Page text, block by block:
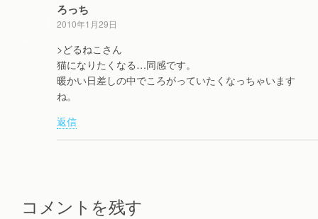
ろっち
2010年1月29日
>どるねこさん
猫になりたくなる…同感です。
暖かい日差しの中でころがっていたくなっちゃいます
ね。
返信
コメントを残す